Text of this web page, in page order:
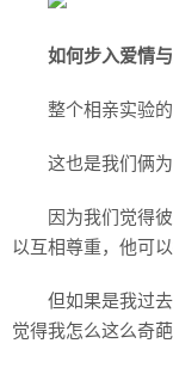
如何步入爱情
整个相亲实验
这也是我们俩
因为我们觉得
以互相尊重，他可
但如果是我过
觉得我怎么这么奇葩